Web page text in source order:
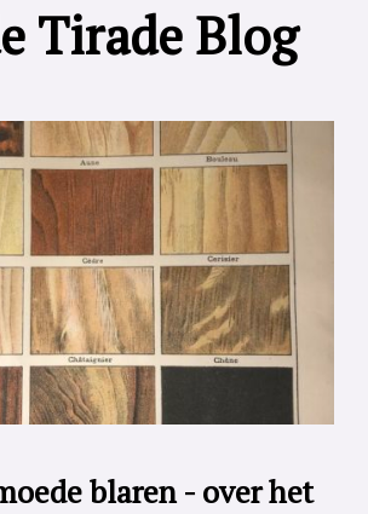
Tirade Blog
blaren - over het